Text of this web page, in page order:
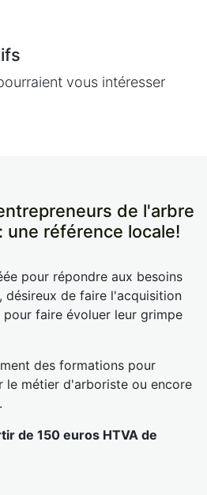
vous intéresser
de l'arbre
une référence locale!
pour répondre aux besoins
désireux de faire l'acquisition
faire évoluer leur grimpe
des formations pour
le métier d'arboriste ou encore
de 150 euros HTVA de